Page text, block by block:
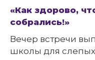
«Как здорово,
собрались!»
Вечер встречи
школы для слепых